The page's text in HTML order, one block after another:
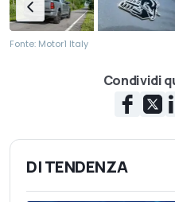
Fonte: Motor1 Italy
Condividi
DI TENDENZA